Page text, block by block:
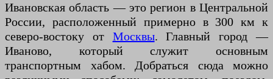
Ивановская область — это регион в Центральной
России, расположенный примерно в 300 км к
северо-востоку от Москвы. Главный город —
Иваново, который служит основным
транспортным хабом. Добраться сюда можно